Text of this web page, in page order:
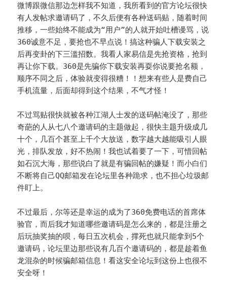
微博跟微信那边怎样我不知道，我所看到的官方论坛很快
有人发帖求邀请码了，不久后便有各种送码贴，随着时间
推移，一些始终不能成为“用户”的人就开始吐槽谩骂，说
360诚意不足，要抢也不早点说！搞这种骗人下载安装之
后再变卦的下三滥招数。我看人家易信是先抢资格，抢到
再让你下载。360是先骗你下载安装再耍你说要抢名额，
顺序不同之后，体验就变得很糟！！想来有些人是费自己
手机流量，后面却得到这个结果，不气才怪！
不过骂贴很快就被各种江湖人士发的送码帖淹没了，那些
奇葩的人从七八个邀请码的主题做起，很快主题升级成几
十个，几百个甚至上千个大放送，数字越大越能吸引人眼
光，排队发放，好不热闹！我也试着要了一下，可惜回帖
如石沉大海，那些说白了就是有骗回帖的嫌疑！而小白们
不断将自己QQ邮箱发在论坛里各种跪求，也不担心垃圾邮
件盯上。
不过最后，尔等还是幸运的成为了360免费电话的首席体
验官，而后我才知道哪些邀请码是怎么来的，都是注册之
后玩抽奖抽的呗，每日五次机会，撑死也就只能拿到5个
邀请码，论坛里边那些说有几百个邀请码的，都是趁着鱼
龙混杂的时候骗邮箱信息！看这安全论坛到这份上也很不
安全呀！